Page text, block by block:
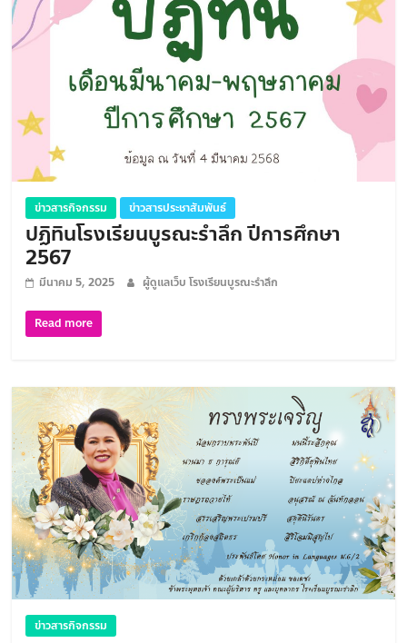
ข่าวสารกิจกรรม ข่าวสารประชาสัมพันธ์
ปฏิทินโรงเรียนบูรณะรำลึก ปีการศึกษา
2567
มีนาคม 5, 2025 ผู้ดูแลเว็บ โรงเรียนบูรณะรำลึก
Read more
ข่าวสารกิจกรรม